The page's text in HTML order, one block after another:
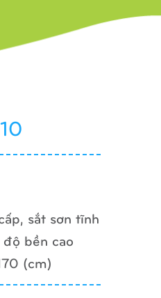
sắt sơn tĩnh
bền cao
(cm)